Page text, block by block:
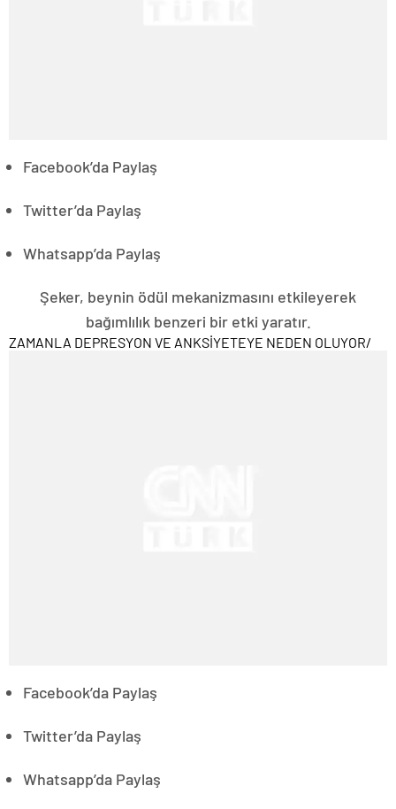
Facebook’da Paylaş
Twitter’da Paylaş
Whatsapp’da Paylaş
Şeker, beynin ödül mekanizmasını etkileyerek
bağımlılık benzeri bir etki yaratır.
ZAMANLA DEPRESYON VE ANKSİYETEYE NEDEN OLUYOR/
Facebook’da Paylaş
Twitter’da Paylaş
Whatsapp’da Paylaş